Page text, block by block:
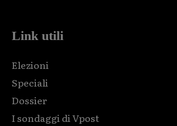
Link utili
Elezioni
Speciali
Dossier
I sondaggi di Vpost